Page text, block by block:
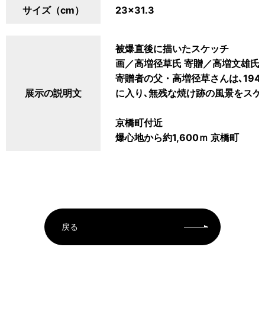
サイズ（cm） 23×31.3
展示の説明文
被爆直後に描いたスケッチ
画／高増径草氏 寄贈／高増文雄氏
寄贈者の父・高増径草さんは､
に入り､無残な焼け跡の風景をス
京橋町付近
爆心地から約1,600ｍ 京橋町
戻る